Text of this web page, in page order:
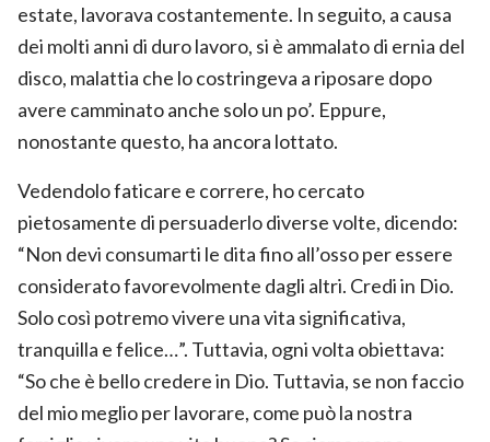
estate, lavorava costantemente. In seguito, a causa
dei molti anni di duro lavoro, si è ammalato di ernia del
disco, malattia che lo costringeva a riposare dopo
avere camminato anche solo un po’. Eppure,
nonostante questo, ha ancora lottato.
Vedendolo faticare e correre, ho cercato
pietosamente di persuaderlo diverse volte, dicendo:
“Non devi consumarti le dita fino all’osso per essere
considerato favorevolmente dagli altri. Credi in Dio.
Solo così potremo vivere una vita significativa,
tranquilla e felice…”. Tuttavia, ogni volta obiettava:
“So che è bello credere in Dio. Tuttavia, se non faccio
del mio meglio per lavorare, come può la nostra